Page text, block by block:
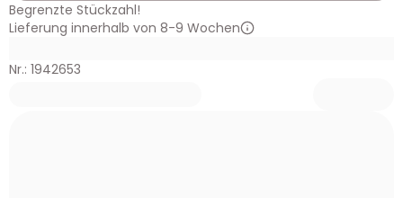
Begrenzte Stückzahl!
Lieferung innerhalb von 8-9 Wochen
Nr.: 1942653